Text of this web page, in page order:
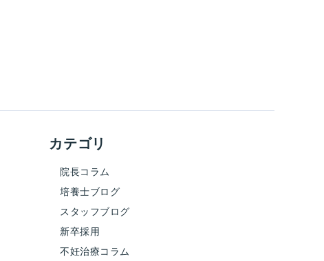
カテゴリ
院長コラム
培養士ブログ
スタッフブログ
新卒採用
不妊治療コラム